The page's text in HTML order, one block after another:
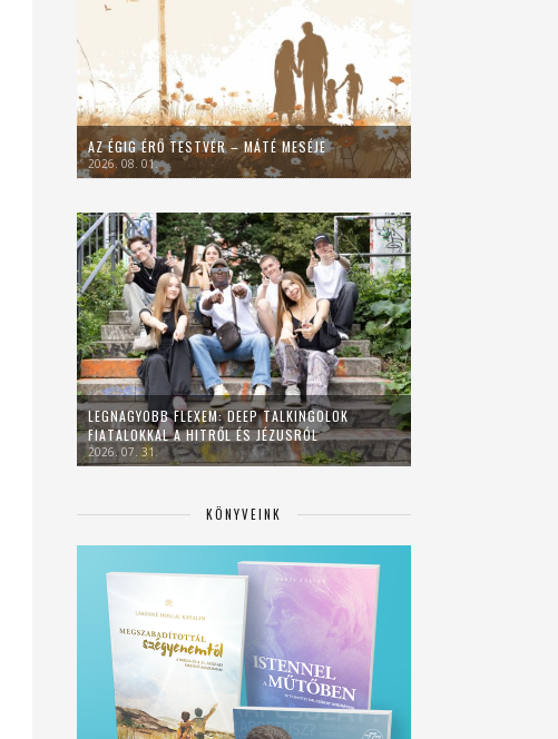
AZ ÉGIG ÉRŐ TESTVÉR – MÁTÉ MESÉJE
2026. 08. 01.
LEGNAGYOBB FLEXEM: DEEP TALKINGOLOK
FIATALOKKAL A HITRŐL ÉS JÉZUSRÓL
2026. 07. 31.
KÖNYVEINK